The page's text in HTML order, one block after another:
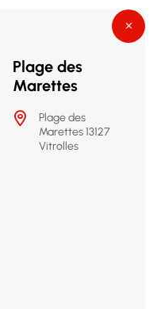
Plage des
Marettes
Plage des
Marettes 13127
Vitrolles